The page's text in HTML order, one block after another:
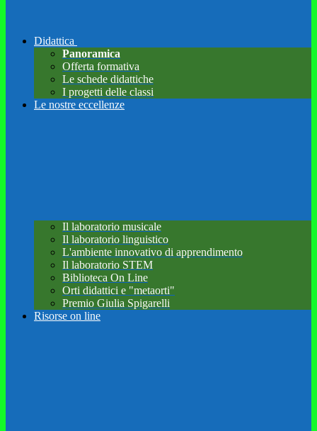
Didattica
Panoramica
Offerta formativa
Le schede didattiche
I progetti delle classi
Le nostre eccellenze
Il laboratorio musicale
Il laboratorio linguistico
L'ambiente innovativo di apprendimento
Il laboratorio STEM
Biblioteca On Line
Orti didattici e "metaorti"
Premio Giulia Spigarelli
Risorse on line